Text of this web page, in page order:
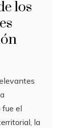
los
fue el
la